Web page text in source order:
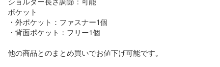
ポケット
・外ポケット：ファスナー1個
・背面ポケット：フリー1個
他の商品とのまとめ買いでお値下げ可能です。